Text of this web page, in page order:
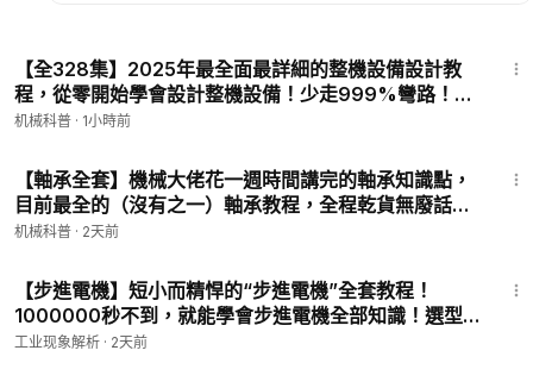
【全328集】2025年最全面最詳細的整機設備設計教
程，從零開始學會設計整機設備！少走999%彎路！僅
此一家，吊打所有付費教程！ P7 - 整機設計課6
机械科普 · 1小時前
【軸承全套】機械大佬花一週時間講完的軸承知識點，
目前最全的（沒有之一）軸承教程，全程乾貨無廢話，
這還學不會我退出機械圈！ P2 - 1、軸承的基本分類
机械科普 · 2天前
【步進電機】短小而精悍的“步進電機”全套教程！
1000000秒不到，就能學會步進電機全部知識！選型
機械都是小kiss！ P9 - 慣量的介紹與計算
工业现象解析 · 2天前